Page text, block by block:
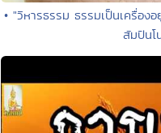
• "วิหารธรรม ธรรมเป็นเครื่อ
สัมปันโ